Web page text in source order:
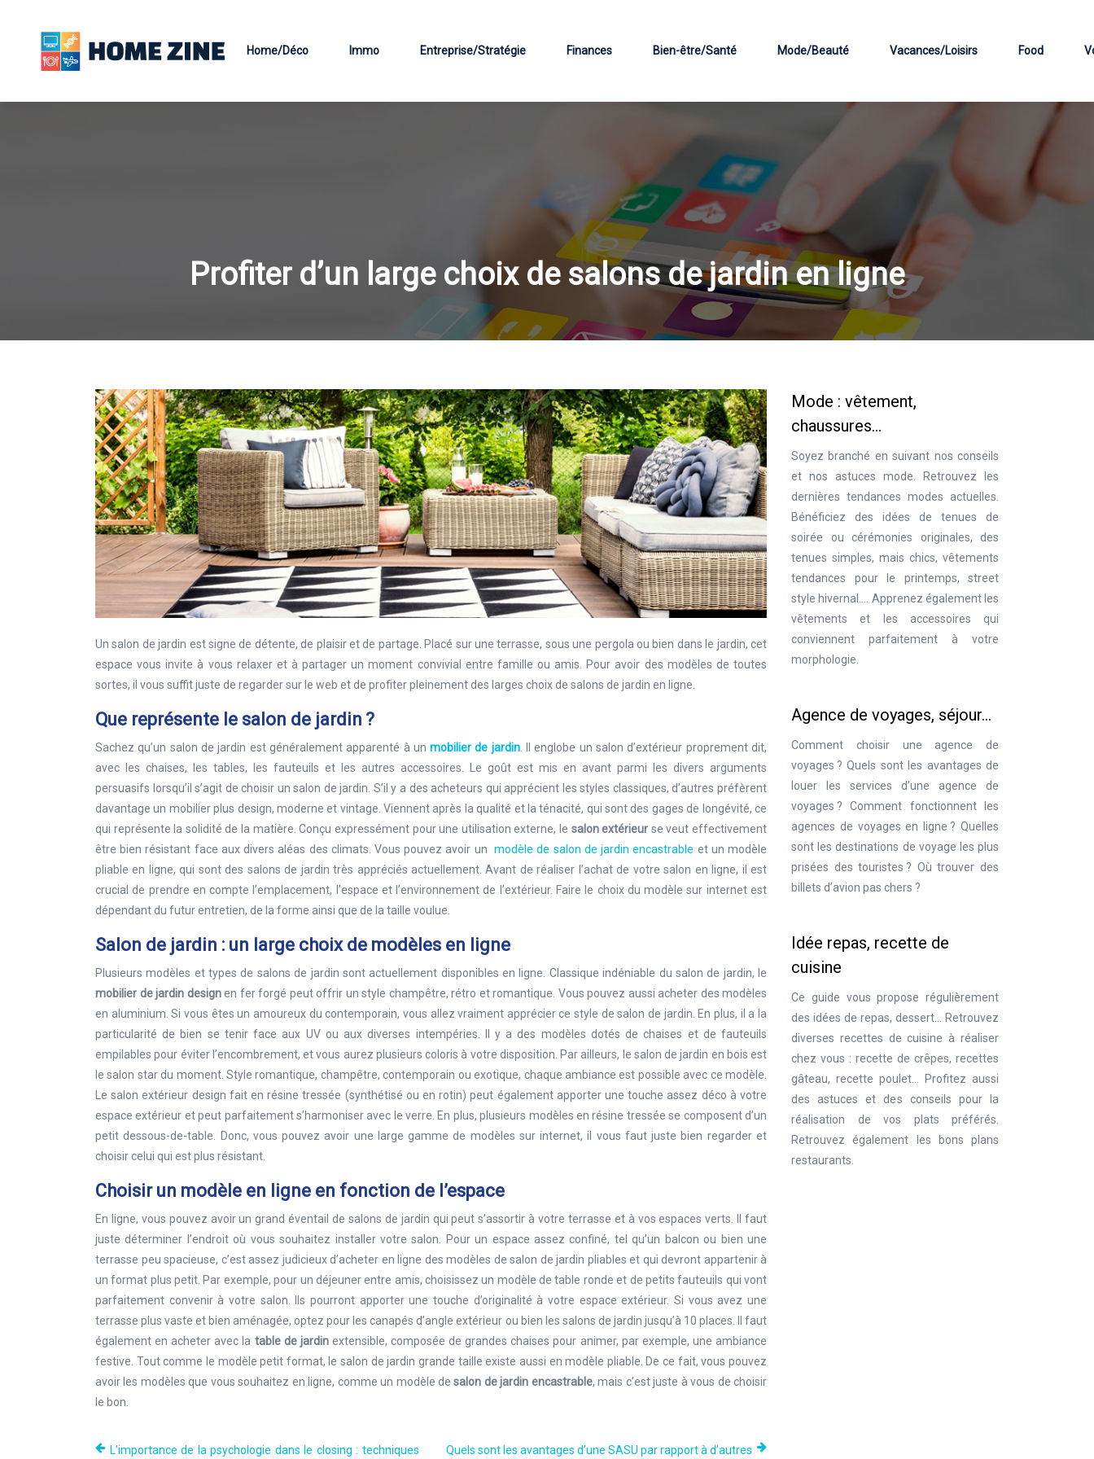
Home/Déco Immo Entreprise/Stratégie Finances Bien-être/Santé Mode/Beauté Vacances/Loisirs Food
Profiter d’un large choix de salons de jardin en ligne
Un salon de jardin est signe de détente, de plaisir et de partage. Placé sur une terrasse, sous une pergola ou bien dans le jardin, cet
espace vous invite à vous relaxer et à partager un moment convivial entre famille ou amis. Pour avoir des modèles de toutes
sortes, il vous suffit juste de regarder sur le web et de profiter pleinement des larges choix de salons de jardin en ligne.
Que représente le salon de jardin ?
Sachez qu’un salon de jardin est généralement apparenté à unmobilier de jardin. Il englobe un salon d’extérieur proprement dit,
avec les chaises, les tables, les fauteuils et les autres accessoires. Le goût est mis en avant parmi les divers arguments
persuasifs lorsqu’il s’agit de choisir un salon de jardin. S’il y a des acheteurs qui apprécient les styles classiques, d’autres préfèrent
davantage un mobilier plus design, moderne et vintage. Viennent après la qualité et la ténacité, qui sont des gages de longévité, ce
qui représente la solidité de la matière. Conçu expressément pour une utilisation externe, le salon extérieur se veut effectivement
être bien résistant face aux divers aléas des climats. Vous pouvez avoir unmodèle de salon de jardin encastrable et un modèle
pliable en ligne, qui sont des salons de jardin très appréciés actuellement. Avant de réaliser l’achat de votre salon en ligne, il est
crucial de prendre en compte l’emplacement, l’espace et l’environnement de l’extérieur. Faire le choix du modèle sur internet est
dépendant du futur entretien, de la forme ainsi que de la taille voulue.
Salon de jardin : un large choix de modèles en ligne
Plusieurs modèles et types de salons de jardin sont actuellement disponibles en ligne. Classique indéniable du salon de jardin, le
mobilier de jardin designen fer forgé peut offrir un style champêtre, rétro et romantique. Vous pouvez aussi acheter des modèles
en aluminium. Si vous êtes un amoureux du contemporain, vous allez vraiment apprécier ce style de salon de jardin. En plus, il a la
particularité de bien se tenir face aux UV ou aux diverses intempéries. Il y a des modèles dotés de chaises et de fauteuils
empilables pour éviter l’encombrement, et vous aurez plusieurs coloris à votre disposition. Par ailleurs, le salon de jardin en bois est
le salon star du moment. Style romantique, champêtre, contemporain ou exotique, chaque ambiance est possible avec ce modèle.
Le salon extérieur design fait en résine tressée (synthétisé ou en rotin) peut également apporter une touche assez déco à votre
espace extérieur et peut parfaitement s’harmoniser avec le verre. En plus, plusieurs modèles en résine tressée se composent d’un
petit dessous-de-table. Donc, vous pouvez avoir une large gamme de modèles sur internet, il vous faut juste bien regarder et
choisir celui qui est plus résistant.
Choisir un modèle en ligne en fonction de l’espace
En ligne, vous pouvez avoir un grand éventail de salons de jardin qui peut s’assortir à votre terrasse et à vos espaces verts. Il faut
juste déterminer l’endroit où vous souhaitez installer votre salon. Pour un espace assez confiné, tel qu’un balcon ou bien une
terrasse peu spacieuse, c’est assez judicieux d’acheter en ligne des modèles de salon de jardin pliables et qui devront appartenir à
un format plus petit. Par exemple, pour un déjeuner entre amis, choisissez un modèle de table ronde et de petits fauteuils qui vont
parfaitement convenir à votre salon. Ils pourront apporter une touche d’originalité à votre espace extérieur. Si vous avez une
terrasse plus vaste et bien aménagée, optez pour les canapés d’angle extérieur ou bien les salons de jardin jusqu’à 10 places. Il faut
également en acheter avec la table de jardinextensible, composée de grandes chaises pour animer, par exemple, une ambiance
festive. Tout comme le modèle petit format, le salon de jardin grande taille existe aussi en modèle pliable. De ce fait, vous pouvez
avoir les modèles que vous souhaitez en ligne, comme un modèle desalon de jardin encastrable, mais c’est juste à vous de choisir
le bon.
L’importance de la psychologie dans le closing : techniques Quels sont les avantages d’une SASU par rapport à d’autres
Mode : vêtement,
chaussures…
Soyez branché en suivant nos conseils
et nos astuces mode. Retrouvez les
dernières tendances modes actuelles.
Bénéficiez des idées de tenues de
soirée ou cérémonies originales, des
tenues simples, mais chics, vêtements
tendances pour le printemps, street
style hivernal…. Apprenez également les
vêtements et les accessoires qui
conviennent parfaitement à votre
morphologie.
Agence de voyages, séjour…
Comment choisir une agence de
voyages ? Quels sont les avantages de
louer les services d’une agence de
voyages ? Comment fonctionnent les
agences de voyages en ligne ? Quelles
sont les destinations de voyage les plus
prisées des touristes ? Où trouver des
billets d’avion pas chers ?
Idée repas, recette de
cuisine
Ce guide vous propose régulièrement
des idées de repas, dessert… Retrouvez
diverses recettes de cuisine à réaliser
chez vous : recette de crêpes, recettes
gâteau, recette poulet… Profitez aussi
des astuces et des conseils pour la
réalisation de vos plats préférés.
Retrouvez également les bons plans
restaurants.